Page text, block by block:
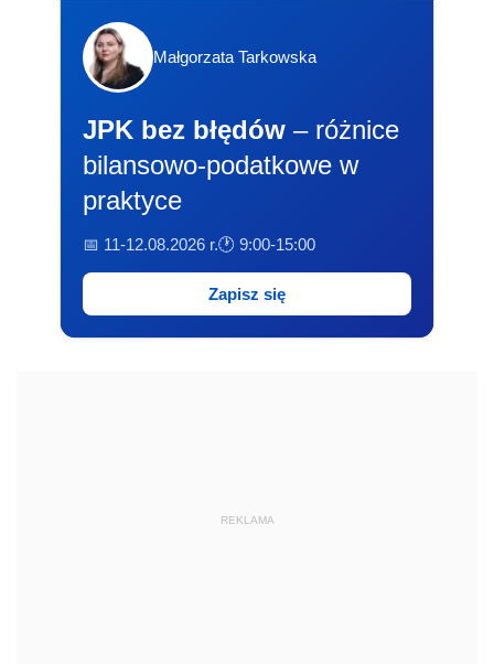
Małgorzata Tarkowska
JPK bez błędów – różnice
bilansowo-podatkowe w
praktyce
📅 11-12.08.2026 r.🕐 9:00-15:00
Zapisz się
REKLAMA